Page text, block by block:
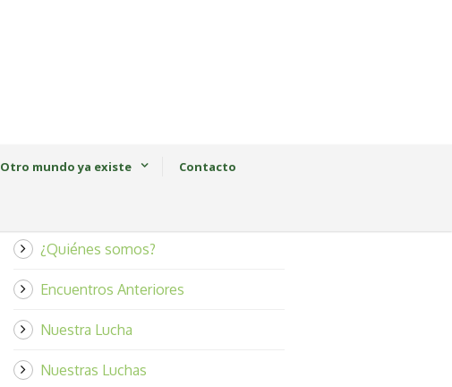
Otro mundo ya existe Contacto
¿Quiénes somos?
Encuentros Anteriores
Nuestra Lucha
Nuestras Luchas